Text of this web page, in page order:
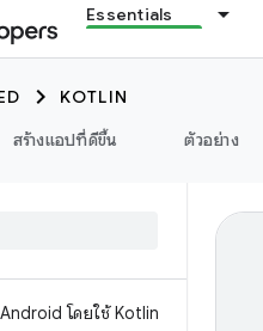
Essentials
KOTLIN
สร้างแอปที่ดีขึ้น ตัวอย่าง
โดยใช้ Kotlin